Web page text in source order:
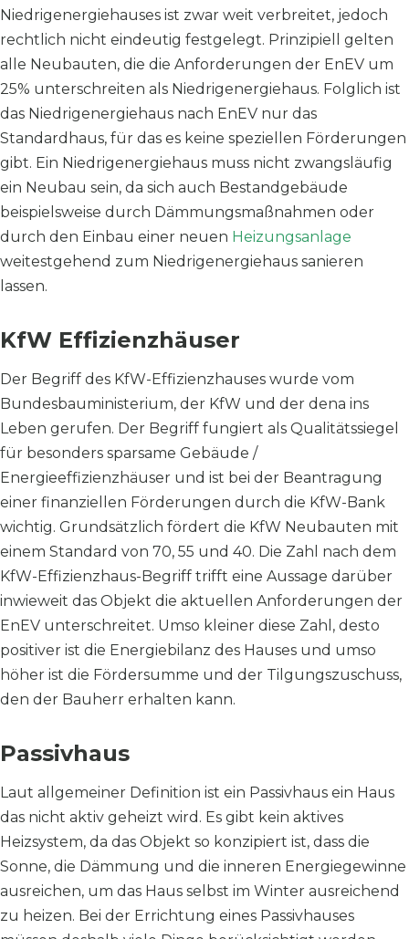
Niedrigenergiehauses ist zwar weit verbreitet, jedoch
rechtlich nicht eindeutig festgelegt. Prinzipiell gelten
alle Neubauten, die die Anforderungen der EnEV um
25% unterschreiten als Niedrigenergiehaus. Folglich ist
das Niedrigenergiehaus nach EnEV nur das
Standardhaus, für das es keine speziellen Förderungen
gibt. Ein Niedrigenergiehaus muss nicht zwangsläufig
ein Neubau sein, da sich auch Bestandgebäude
beispielsweise durch Dämmungsmaßnahmen oder
durch den Einbau einer neuen Heizungsanlage
weitestgehend zum Niedrigenergiehaus sanieren
lassen.
KfW Effizienzhäuser
Der Begriff des KfW-Effizienzhauses wurde vom
Bundesbauministerium, der KfW und der dena ins
Leben gerufen. Der Begriff fungiert als Qualitätssiegel
für besonders sparsame Gebäude /
Energieeffizienzhäuser und ist bei der Beantragung
einer finanziellen Förderungen durch die KfW-Bank
wichtig. Grundsätzlich fördert die KfW Neubauten mit
einem Standard von 70, 55 und 40. Die Zahl nach dem
KfW-Effizienzhaus-Begriff trifft eine Aussage darüber
inwieweit das Objekt die aktuellen Anforderungen der
EnEV unterschreitet. Umso kleiner diese Zahl, desto
positiver ist die Energiebilanz des Hauses und umso
höher ist die Fördersumme und der Tilgungszuschuss,
den der Bauherr erhalten kann.
Passivhaus
Laut allgemeiner Definition ist ein Passivhaus ein Haus
das nicht aktiv geheizt wird. Es gibt kein aktives
Heizsystem, da das Objekt so konzipiert ist, dass die
Sonne, die Dämmung und die inneren Energiegewinne
ausreichen, um das Haus selbst im Winter ausreichend
zu heizen. Bei der Errichtung eines Passivhauses